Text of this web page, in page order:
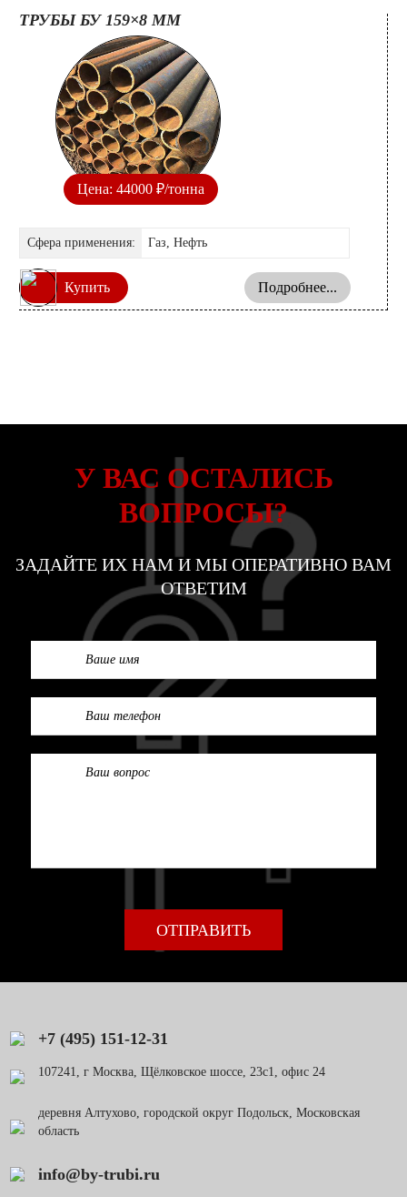
Подробнее...
Цена: 44000 ₽/тонна
Газ, Нефть
Купить
У ВАС ОСТАЛИСЬ
ВОПРОСЫ?
ЗАДАЙТЕ ИХ НАМ И МЫ ОПЕРАТИВНО ВАМ
ОТВЕТИМ
+7 (495) 151-12-31
107241, г Москва, Щёлковское шоссе, 23с1, офис 24
деревня Алтухово, городской округ Подольск, Московская
область
info@by-trubi.ru